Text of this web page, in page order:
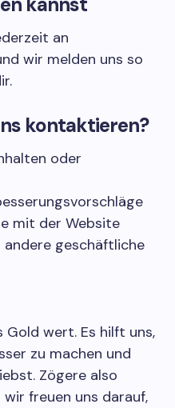
an
wir melden uns so
kontaktieren?
oder
mit der Website
geschäftliche
Gold wert. Es hilft uns,
zu machen und
Zögere also
freuen uns darauf,